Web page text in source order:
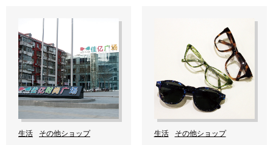
生活 その他ショップ 生活 その他ショップ